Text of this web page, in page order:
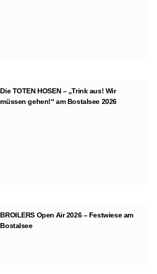
Die TOTEN HOSEN – „Trink aus! Wir
müssen gehen!“ am Bostalsee 2026
BROILERS Open Air 2026 – Festwiese am
Bostalsee